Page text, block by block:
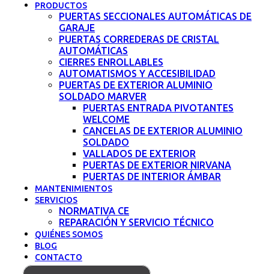
PRODUCTOS
PUERTAS SECCIONALES AUTOMÁTICAS DE
GARAJE
PUERTAS CORREDERAS DE CRISTAL
AUTOMÁTICAS
CIERRES ENROLLABLES
AUTOMATISMOS Y ACCESIBILIDAD
PUERTAS DE EXTERIOR ALUMINIO
SOLDADO MARVER
PUERTAS ENTRADA PIVOTANTES
WELCOME
CANCELAS DE EXTERIOR ALUMINIO
SOLDADO
VALLADOS DE EXTERIOR
PUERTAS DE EXTERIOR NIRVANA
PUERTAS DE INTERIOR ÁMBAR
MANTENIMIENTOS
SERVICIOS
NORMATIVA CE
REPARACIÓN Y SERVICIO TÉCNICO
QUIÉNES SOMOS
BLOG
CONTACTO